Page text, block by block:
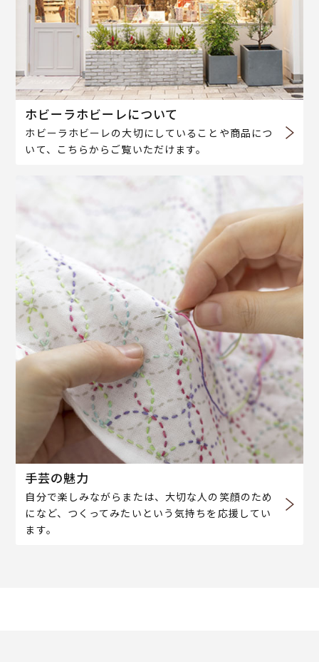
ホビーラホビーレについて
ホビーラホビーレの大切にしていることや商品につ
いて、こちらからご覧いただけます。
手芸の魅力
自分で楽しみながらまたは、大切な人の笑顔のため
になど、つくってみたいという気持ちを応援してい
ます。